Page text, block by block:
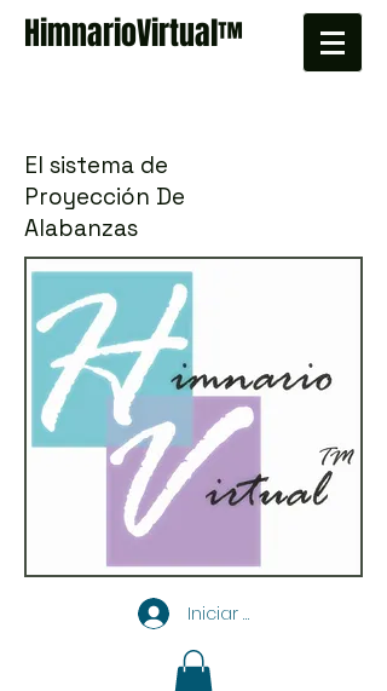
HimnarioVirtual™
El sistema de
Proyección De
Alabanzas
Iniciar sesión